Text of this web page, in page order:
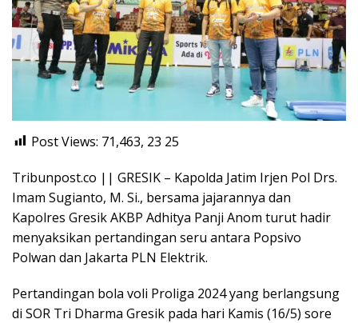
Post Views: 71,463, 23 25
Tribunpost.co || GRESIK – Kapolda Jatim Irjen Pol Drs.
Imam Sugianto, M. Si., bersama jajarannya dan
Kapolres Gresik AKBP Adhitya Panji Anom turut hadir
menyaksikan pertandingan seru antara Popsivo
Polwan dan Jakarta PLN Elektrik.
Pertandingan bola voli Proliga 2024 yang berlangsung
di SOR Tri Dharma Gresik pada hari Kamis (16/5) sore